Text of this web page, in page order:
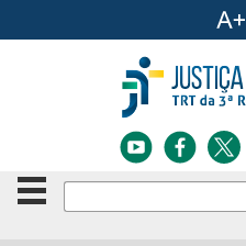
Ir para o menu
Botão
de